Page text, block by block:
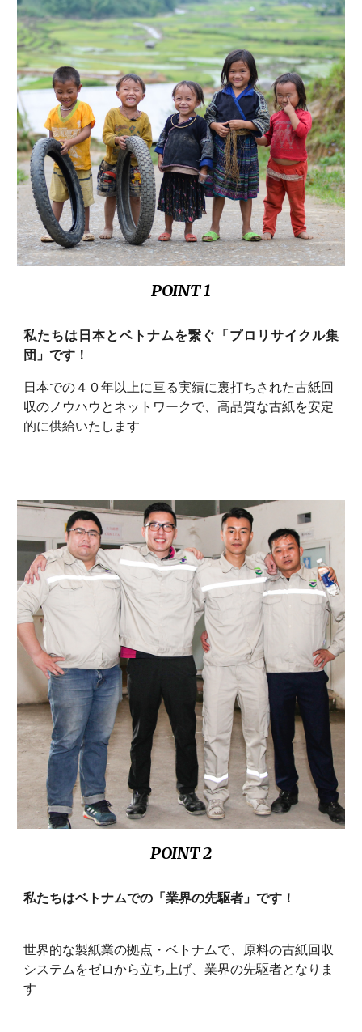
POINT 1
私たちは日本とベトナムを繋ぐ「プロリサイクル集
団」です！
日本での４０年以上に亘る実績に裏打ちされた古紙回
収のノウハウとネットワークで、高品質な古紙を安定
的に供給いたします
POINT 2
私たちはベトナムでの「業界の先駆者」です！
世界的な製紙業の拠点・ベトナムで、原料の古紙回収
システムをゼロから立ち上げ、業界の先駆者となりま
す